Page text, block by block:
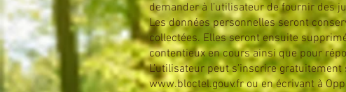
demander à l’utilisateur de fournir des
Les données personnelles seront
collectées. Elles seront ensuite
contentieux en cours ainsi que pour
L’utilisateur peut s’inscrire
www.bloctel.gouv.frou en écrivant à